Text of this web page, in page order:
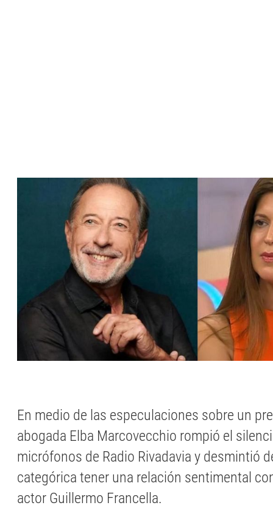
En medio de las especulaciones sobre un
abogada Elba Marcovecchio rompió el
micrófonos de Radio Rivadavia y desmintió
categórica tener una relación sentimental
actor Guillermo Francella.